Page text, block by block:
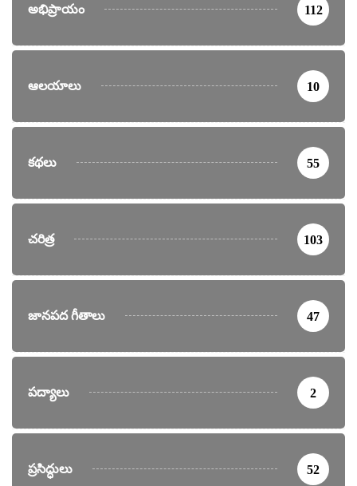
అభిప్రాయం 112
ఆలయాలు 10
కథలు 55
చరిత్ర 103
జానపద గీతాలు 47
పద్యాలు 2
ప్రసిద్ధులు 52